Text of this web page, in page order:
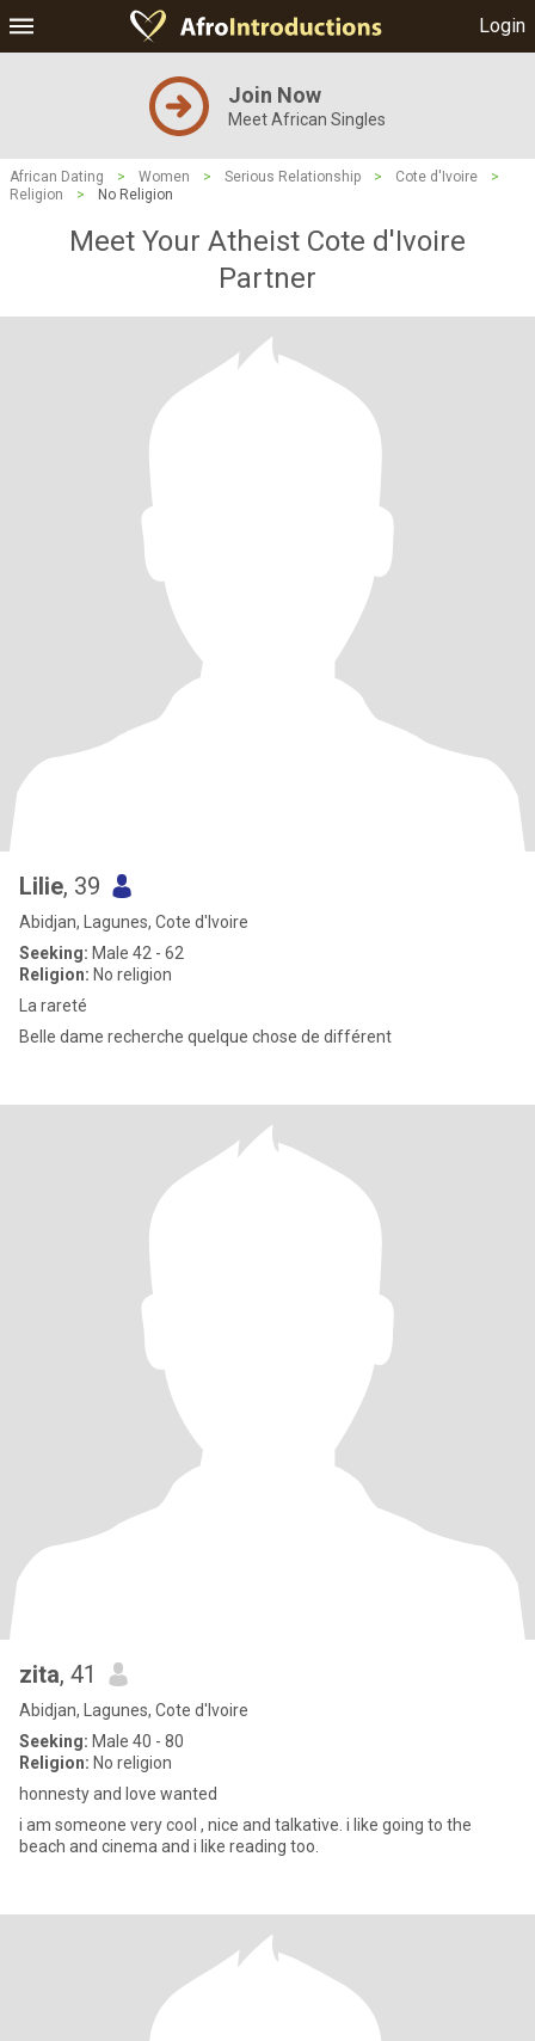
Login
Join Now
Meet African Singles
African Dating > Women > Serious Relationship > Cote d'Ivoire
>
Religion
> No Religion
Meet Your Atheist Cote d'Ivoire
Partner
Lilie, 39
Abidjan, Lagunes, Cote d'Ivoire
Seeking: Male 42 - 62
Religion: No religion
La rareté
Belle dame recherche quelque chose de différent
zita, 41
Abidjan, Lagunes, Cote d'Ivoire
Seeking: Male 40 - 80
Religion: No religion
honnesty and love wanted
i am someone very cool , nice and talkative. i like going to the
beach and cinema and i like reading too.